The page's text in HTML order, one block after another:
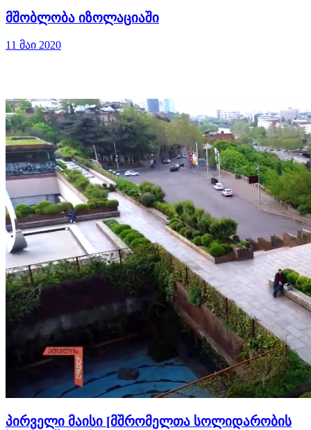
მშობლობა იზოლაციაში
11 მაი 2020
პირველი მაისი [მშრომელთა სოლიდარობის